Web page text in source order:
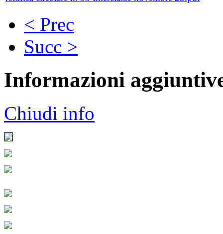
< Prec
Succ >
Informazioni
Chiudi info